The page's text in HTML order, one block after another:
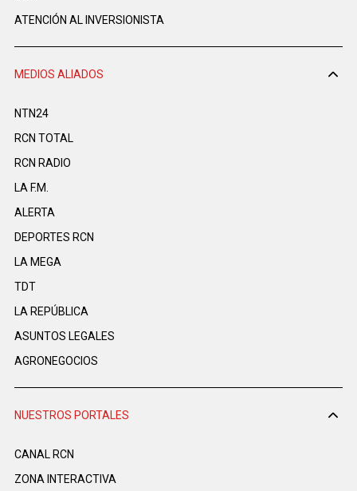
ATENCIÓN AL INVERSIONISTA
MEDIOS ALIADOS
NTN24
RCN TOTAL
RCN RADIO
LA F.M.
ALERTA
DEPORTES RCN
LA MEGA
TDT
LA REPÚBLICA
ASUNTOS LEGALES
AGRONEGOCIOS
NUESTROS PORTALES
CANAL RCN
ZONA INTERACTIVA